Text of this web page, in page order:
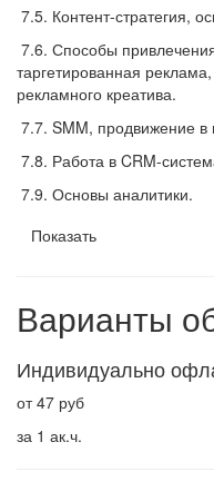
7.5. Контент-стратегия,
7.6. Способы
таргетированная
рекламного креатива.
7.7. SMM, продвижение
7.8. Работа в CRM-
7.9. Основы аналитики.
Показать
Варианты
Индивидуально
от 47 руб
за 1 ак.ч.